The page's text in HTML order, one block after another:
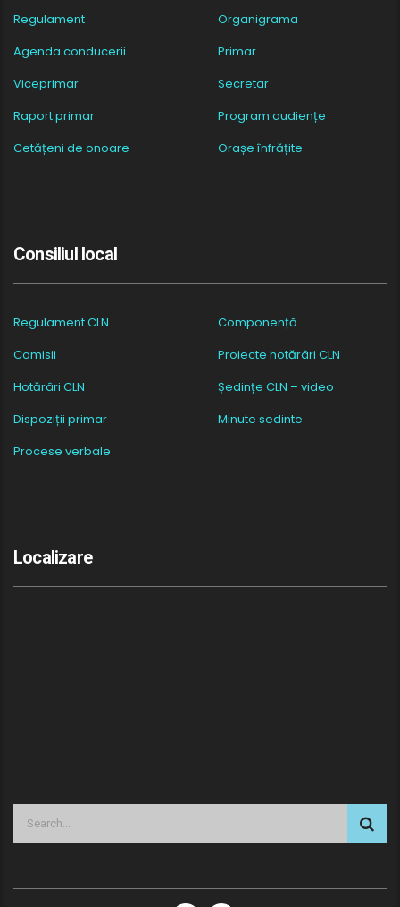
Regulament
Organigrama
Agenda conducerii
Primar
Viceprimar
Secretar
Raport primar
Program audiențe
Cetățeni de onoare
Orașe înfrățite
Consiliul local
Regulament CLN
Componență
Comisii
Proiecte hotărâri CLN
Hotărâri CLN
Ședințe CLN – video
Dispoziții primar
Minute sedinte
Procese verbale
Localizare